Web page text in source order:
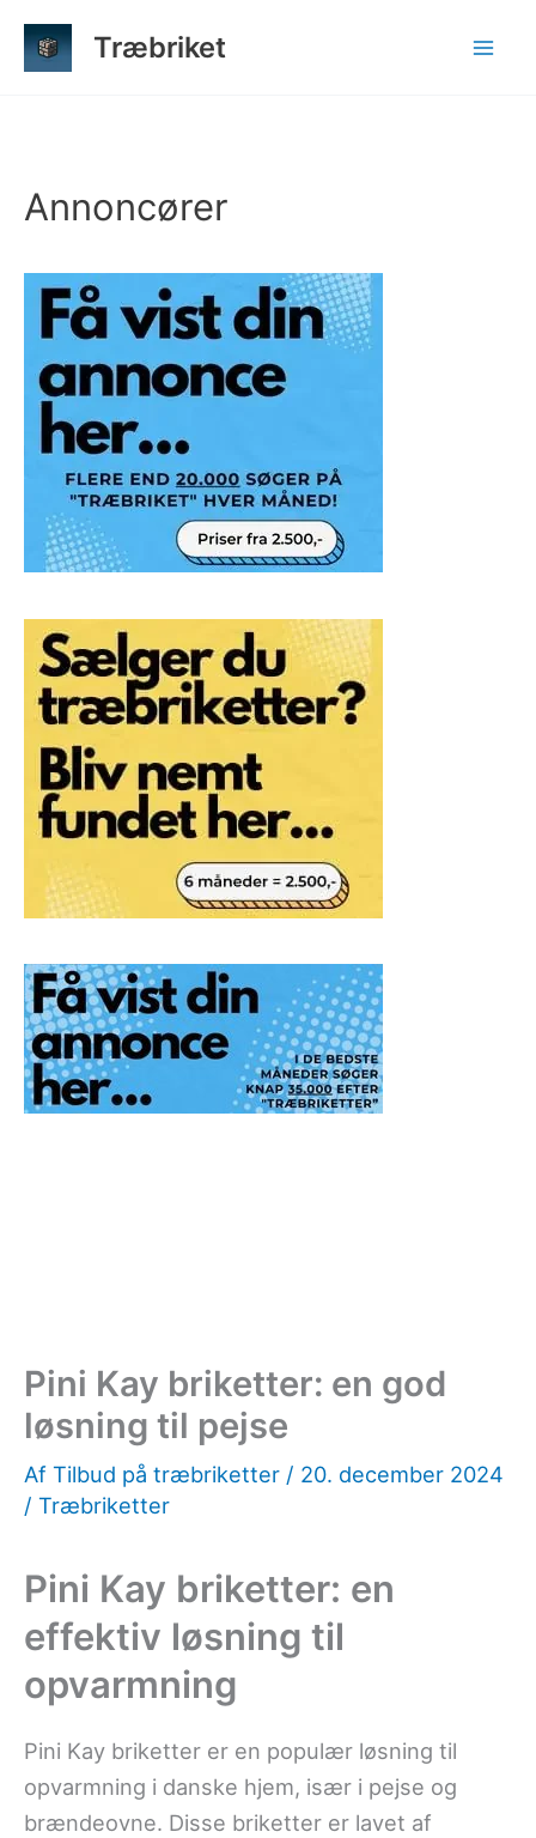
Træbriket
Annoncører
Pini Kay briketter: en god
løsning til pejse
Af Tilbud på træbriketter / 20. december 2024
/ Træbriketter
Pini Kay briketter: en
effektiv løsning til
opvarmning
Pini Kay briketter er en populær løsning til
opvarmning i danske hjem, især i pejse og
brændeovne. Disse briketter er lavet af